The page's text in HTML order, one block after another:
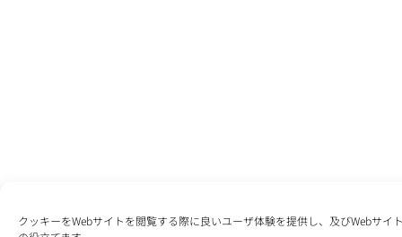
クッキーをWebサイトを閲覧する際に良いユーザ体験を提供し、及びWebサイ